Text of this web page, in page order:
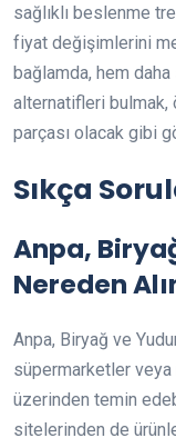
sağlıklı beslenme
fiyat değişimlerini
bağlamda, hem daha
alternatifleri
parçası olacak gibi
Sıkça
Anpa,
Nereden
Anpa, Biryağ ve
süpermarketler veya
üzerinden temin
sitelerinden de